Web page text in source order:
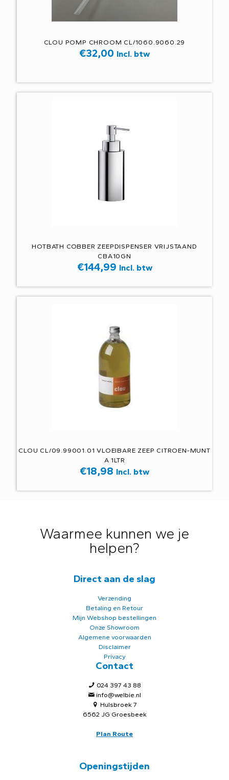
CLOU POMP CHROOM CL/1060.9060.29
€32,00 Incl. btw
HOTBATH COBBER ZEEPDISPENSER VRIJSTAAND
CBA10GN
€144,99 Incl. btw
CLOU CL/09.99001.01 VLOEIBARE ZEEP CITROEN-MUNT
A 1LTR
€18,98 Incl. btw
Waarmee kunnen we je
helpen?
Direct aan de slag
Verzending
Betaling en Retour
Mijn Webshop bestellingen
Onze Showroom
Algemene voorwaarden
Disclaimer
Privacy
Contact
024 397 43 88
info@welbie.nl
Hulsbroek 7
6562 JG Groesbeek
Plan Route
Openingstijden